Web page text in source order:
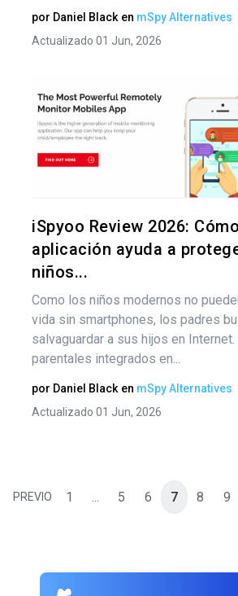
por Daniel Black en mSpy Alternatives
Actualizado 01 Jun, 2026
iSpyoo Review 2026:
aplicación ayuda a
niños...
Como los niños modernos no
vida sin smartphones, los padres
salvaguardar a sus hijos en
parentales integrados en...
por Daniel Black en mSpy Alternatives
Actualizado 01 Jun, 2026
PREVIO 1 ... 5 6 7 8 9